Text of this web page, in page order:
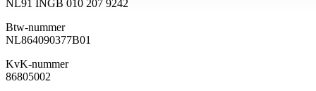
NL91 INGB 010 207 9242
Btw-nummer
NL864090377B01
KvK-nummer
86805002